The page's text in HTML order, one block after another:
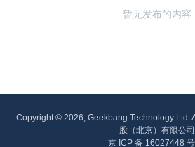
暂无发布的内容
Copyright © 2026, Geekbang Technology Ltd.
股（北京）有限公司
京 ICP 备 16027448